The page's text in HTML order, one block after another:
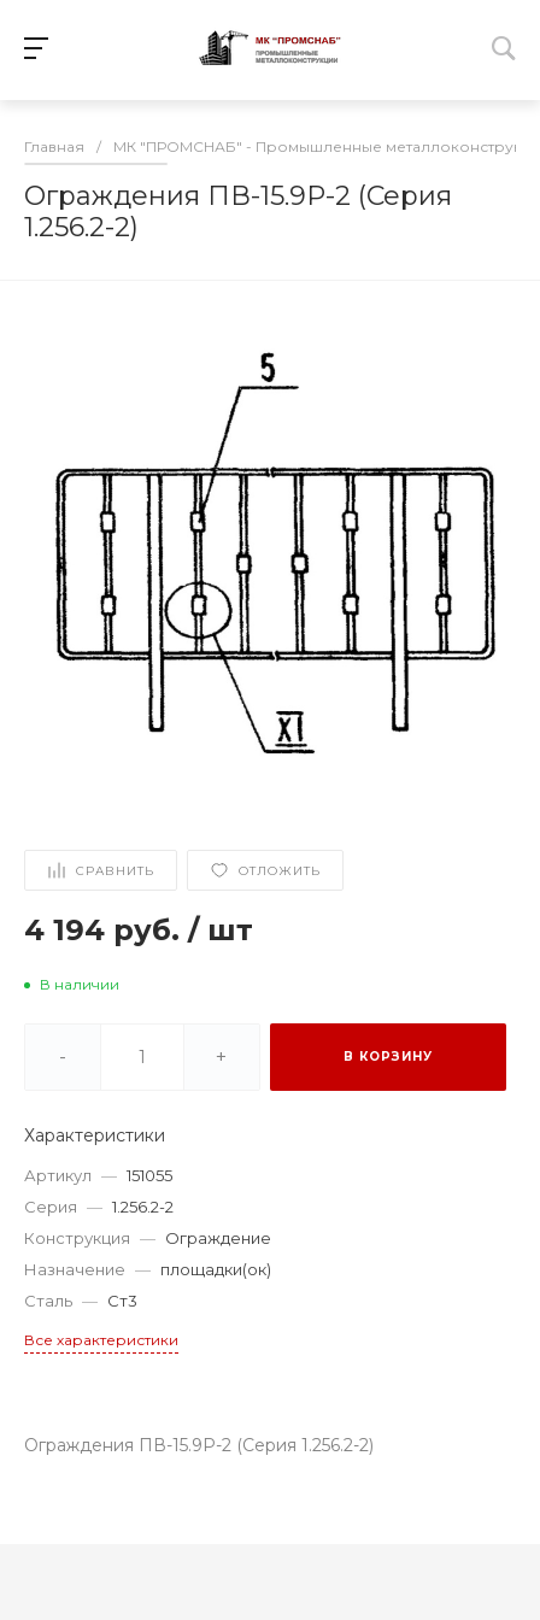
Главная / МК "ПРОМСНАБ" - Промышленные
Ограждения ПВ-15.9Р-2 (Серия
1.256.2-2)
СРАВНИТЬ ОТЛОЖИТЬ
4 194 руб. / шт
В наличии
- + В КОРЗИНУ
Характеристики
Артикул — 151055
Серия — 1.256.2-2
Конструкция — Ограждение
Назначение — площадки(ок)
Сталь — Ст3
Все характеристики
Ограждения ПВ-15.9Р-2 (Серия 1.256.2-2)